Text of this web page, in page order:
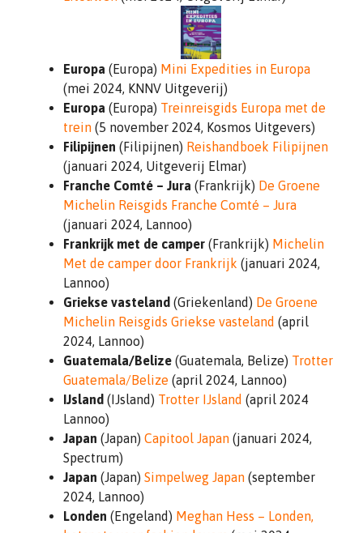
Europa (Europa) Mini Expedities in Europa
(mei 2024, KNNV Uitgeverij)
Europa (Europa) Treinreisgids Europa met de
trein (5 november 2024, Kosmos Uitgevers)
Filipijnen (Filipijnen) Reishandboek Filipijnen
(januari 2024, Uitgeverij Elmar)
Franche Comté – Jura (Frankrijk) De Groene
Michelin Reisgids Franche Comté – Jura
(januari 2024, Lannoo)
Frankrijk met de camper (Frankrijk) Michelin
Met de camper door Frankrijk (januari 2024,
Lannoo)
Griekse vasteland (Griekenland) De Groene
Michelin Reisgids Griekse vasteland (april
2024, Lannoo)
Guatemala/Belize (Guatemala, Belize) Trotter
Guatemala/Belize (april 2024, Lannoo)
IJsland (IJsland) Trotter IJsland (april 2024
Lannoo)
Japan (Japan) Capitool Japan (januari 2024,
Spectrum)
Japan (Japan) Simpelweg Japan (september
2024, Lannoo)
Londen (Engeland) Meghan Hess – Londen,